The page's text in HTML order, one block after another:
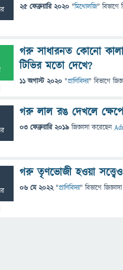
25 ফেব্রুয়ারি 2020 "মিথোলজি" বিভাগে
গরু সাধারনত কোনো
টিভির মতো দেখে?
11 অগাস্ট 2020 "প্রাণিবিদ্যা" বিভাগে
গরু লাল রঙ দেখলে
03 ফেব্রুয়ারি 2019 জিজ্ঞাসাকরেছেন
গরু তৃণভোজী হওয়া
06 মে 2022 "প্রাণিবিদ্যা" বিভাগে